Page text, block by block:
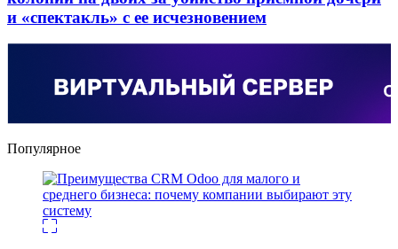
и «спектакль» с ее исчезновением
Популярное